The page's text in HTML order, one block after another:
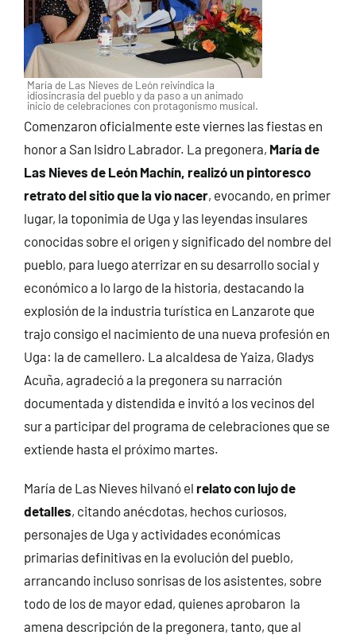
María de Las Nieves de León reivindica la
idiosincrasia del pueblo y da paso a un animado
inicio de celebraciones con protagonismo musical.
Comenzaron oficialmente este viernes las fiestas en
honor a San Isidro Labrador. La pregonera, María de
Las Nieves de León Machín, realizó un pintoresco
retrato del sitio que la vio nacer, evocando, en primer
lugar, la toponimia de Uga y las leyendas insulares
conocidas sobre el origen y significado del nombre del
pueblo, para luego aterrizar en su desarrollo social y
económico a lo largo de la historia, destacando la
explosión de la industria turística en Lanzarote que
trajo consigo el nacimiento de una nueva profesión en
Uga: la de camellero. La alcaldesa de Yaiza, Gladys
Acuña, agradeció a la pregonera su narración
documentada y distendida e invitó a los vecinos del
sur a participar del programa de celebraciones que se
extiende hasta el próximo martes.
María de Las Nieves hilvanó el relato con lujo de
detalles, citando anécdotas, hechos curiosos,
personajes de Uga y actividades económicas
primarias definitivas en la evolución del pueblo,
arrancando incluso sonrisas de los asistentes, sobre
todo de los de mayor edad, quienes aprobaron la
amena descripción de la pregonera, tanto, que al